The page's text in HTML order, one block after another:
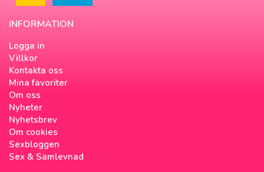
INFORMATION
Logga in
Villkor
Kontakta oss
Mina favoriter
Om oss
Nyheter
Nyhetsbrev
Om cookies
Sexbloggen
Sex & Samlevnad